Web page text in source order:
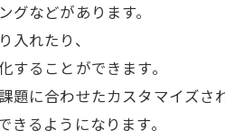
などがあります。
れたり、
ることができます。
に合わせたカスタマイズさ
るようになります。